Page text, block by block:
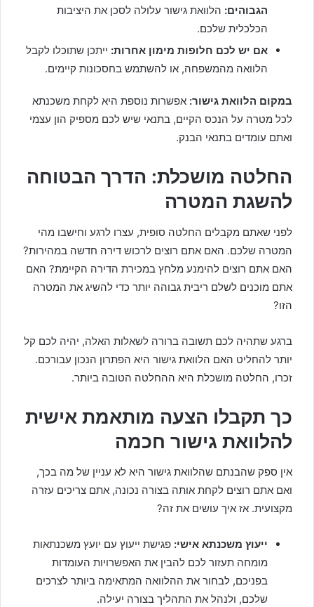
הגבוהים: הלוואת גישור עלולה לסכן את היציבות
הכלכלית שלכם.
אם יש לכם חלופות מימון אחרות: ייתכן שתוכלו לקבל
הלוואה מהמשפחה, או להשתמש בחסכונות קיימים.
במקום הלוואת גישור: אפשרות נוספת היא לקחת משכנתא
לכל מטרה על הנכס הקיים, בתנאי שיש לכם מספיק הון עצמי
ואתם עומדים בתנאי הבנק.
החלטה מושכלת: הדרך הבטוחה
להשגת המטרה
לפני שאתם מקבלים החלטה סופית, עצרו לרגע וחישבו מהי
המטרה שלכם. האם אתם רוצים לרכוש דירה חדשה במהירות?
האם אתם רוצים להימנע מלחץ במכירת הדירה הקיימת? האם
אתם מוכנים לשלם ריבית גבוהה יותר כדי להשיג את המטרה
הזו?
ברגע שתהיה לכם תשובה ברורה לשאלות האלה, יהיה לכם קל
יותר להחליט האם הלוואת גישור היא הפתרון הנכון עבורכם.
זכרו, החלטה מושכלת היא ההחלטה הטובה ביותר.
כך תקבלו הצעה מותאמת אישית
להלוואת גישור חכמה
אין ספק שהבנתם שהלוואת גישור היא לא עניין של מה בכך,
ואם אתם רוצים לקחת אותה בצורה נכונה, אתם צריכים עזרה
מקצועית. אז איך עושים את זה?
ייעוץ משכנתא אישי: פגישת ייעוץ עם יועץ משכנתאות
מומחה תעזור לכם להבין את האפשרויות העומדות
בפניכם, לבחור את ההלוואה המתאימה ביותר לצרכים
שלכם, ולנהל את התהליך בצורה יעילה.